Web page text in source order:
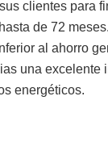
clientes para
de 72
al ahorro
una excelente
energéticos.